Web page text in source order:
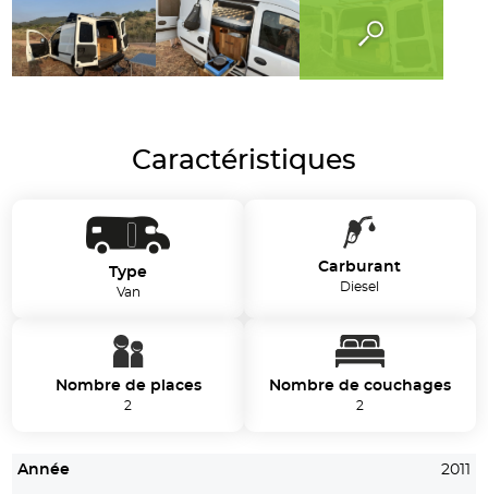
Caractéristiques
Type
Van
Carburant
Diesel
Nombre de places
2
Nombre de couchages
2
Année 2011